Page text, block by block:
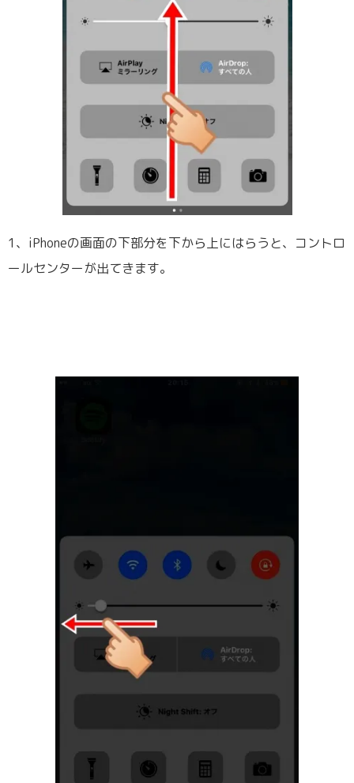
1、iPhoneの画面の下部分を下から上にはらうと、コントロ
ールセンターが出てきます。